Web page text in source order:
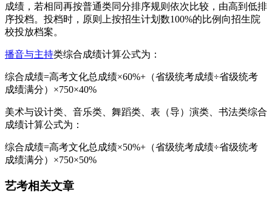
成绩，若相同再按普通类同分排序规则依次比较，由高到低排
序投档。投档时，原则上按招生计划数100%的比例向招生院
校投放档案。
播音与主持类综合成绩计算公式为：
综合成绩=高考文化总成绩×60%+（省级统考成绩÷省级统考
成绩满分）×750×40%
美术与设计类、音乐类、舞蹈类、表（导）演类、书法类综合
成绩计算公式为：
综合成绩=高考文化总成绩×50%+（省级统考成绩÷省级统考
成绩满分）×750×50%
艺考相关文章